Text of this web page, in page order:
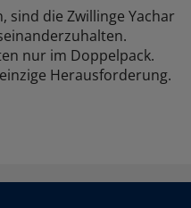
sind die Zwillinge Yachar
nur im Doppelpack.
Herausforderung.